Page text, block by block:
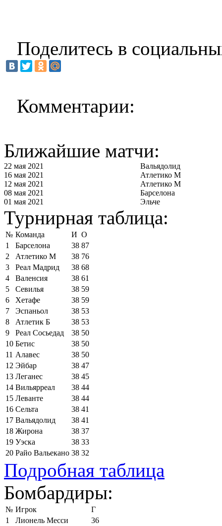
Поделитесь в
Комментарии:
Ближайшие матчи:
22 мая 2021
Вальядолид
16 мая 2021
Атлетико М
12 мая 2021
Атлетико М
08 мая 2021
Барселона
01 мая 2021
Эльче
Турнирная таблица:
№ Команда И О
1
Барселона 38 87
2
Атлетико М 38 76
3
Реал Мадрид 38 68
4
Валенсия 38 61
5
Севилья 38 59
6
Хетафе 38 59
7
Эспаньол 38 53
8
Атлетик Б 38 53
9
Реал Сосьедад 38 50
10 Бетис 38 50
11 Алавес 38 50
12 Эйбар 38 47
13 Леганес 38 45
14 Вильярреал 38 44
15 Леванте 38 44
16 Сельта 38 41
17 Вальядолид 38 41
18 Жирона 38 37
19 Уэска 38 33
20 Райо Вальекано 38 32
Подробная таблица
Бомбардиры:
№ Игрок
Г
1
Лионель Месси
36